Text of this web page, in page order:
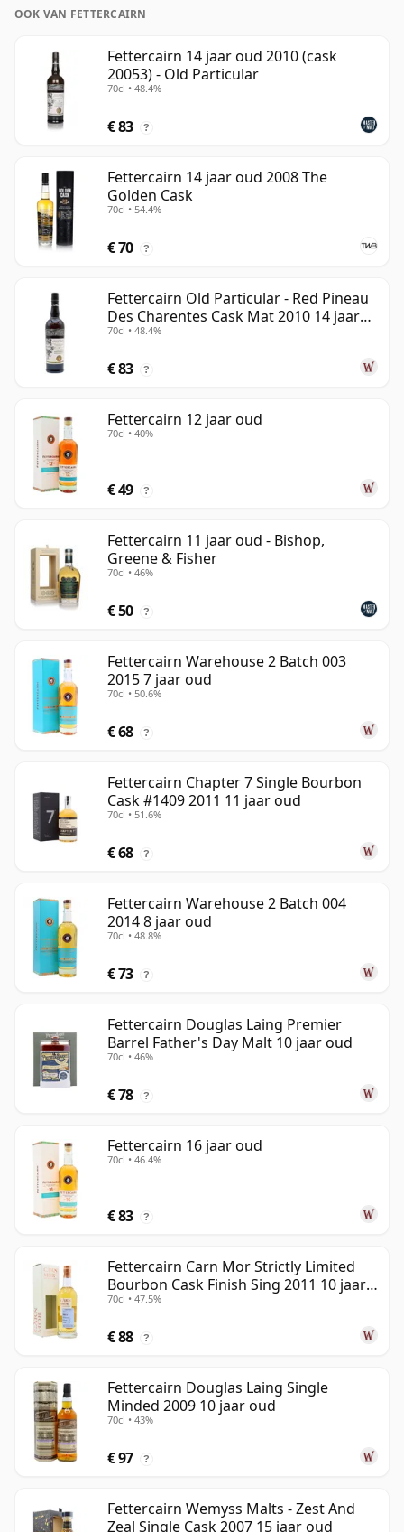
OOK VAN FETTERCAIRN
Fettercairn 14 jaar oud 2010 (cask
20053) - Old Particular
70cl • 48.4%
€ 83 ?
Fettercairn 14 jaar oud 2008 The
Golden Cask
70cl • 54.4%
€ 70 ?
Fettercairn Old Particular - Red Pineau
Des Charentes Cask Mat 2010 14 jaar
oud
70cl • 48.4%
€ 83 ?
Fettercairn 12 jaar oud
70cl • 40%
€ 49 ?
Fettercairn 11 jaar oud - Bishop,
Greene & Fisher
70cl • 46%
€ 50 ?
Fettercairn Warehouse 2 Batch 003
2015 7 jaar oud
70cl • 50.6%
€ 68 ?
Fettercairn Chapter 7 Single Bourbon
Cask #1409 2011 11 jaar oud
70cl • 51.6%
€ 68 ?
Fettercairn Warehouse 2 Batch 004
2014 8 jaar oud
70cl • 48.8%
€ 73 ?
Fettercairn Douglas Laing Premier
Barrel Father's Day Malt 10 jaar oud
70cl • 46%
€ 78 ?
Fettercairn 16 jaar oud
70cl • 46.4%
€ 83 ?
Fettercairn Carn Mor Strictly Limited
Bourbon Cask Finish Sing 2011 10 jaar
oud
70cl • 47.5%
€ 88 ?
Fettercairn Douglas Laing Single
Minded 2009 10 jaar oud
70cl • 43%
€ 97 ?
Fettercairn Wemyss Malts - Zest And
Zeal Single Cask 2007 15 jaar oud